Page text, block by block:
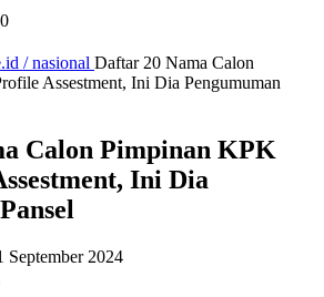
/ nasional Daftar 20 Nama Calon
Assestment, Ini Dia Pengumuman
Calon Pimpinan KPK
Ini Dia
September 2024